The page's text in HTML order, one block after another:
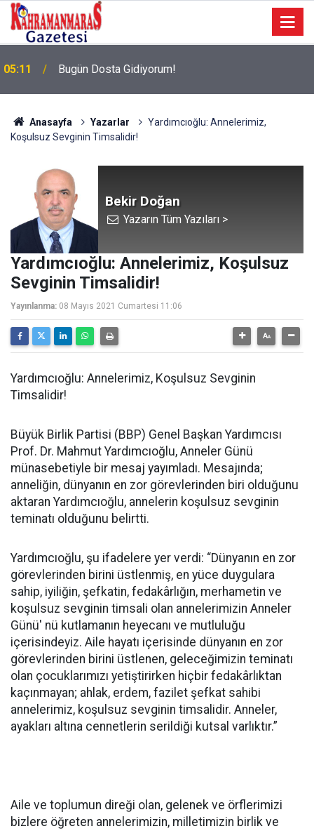
05:11 Bugün Dosta Gidiyorum!
Anasayfa Yazarlar
Yardımcıoğlu: Annelerimiz,
Koşulsuz Sevginin Timsalidir!
Bekir Doğan
Yazarın Tüm Yazıları >
Yardımcıoğlu: Annelerimiz, Koşulsuz
Sevginin Timsalidir!
Yayınlanma: 08 Mayıs 2021 Cumartesi 11:06
Yardımcıoğlu: Annelerimiz, Koşulsuz Sevginin
Timsalidir!
Büyük Birlik Partisi (BBP) Genel Başkan Yardımcısı
Prof. Dr. Mahmut Yardımcıoğlu, Anneler Günü
münasebetiyle bir mesaj yayımladı. Mesajında;
anneliğin, dünyanın en zor görevlerinden biri olduğunu
aktaran Yardımcıoğlu, annelerin koşulsuz sevginin
teminatı olduğunu belirtti.
Yardımcıoğlu, şu ifadelere yer verdi: “Dünyanın en zor
görevlerinden birini üstlenmiş, en yüce duygulara
sahip, iyiliğin, şefkatin, fedakârlığın, merhametin ve
koşulsuz sevginin timsali olan annelerimizin Anneler
Günü' nü kutlamanın heyecanı ve mutluluğu
içerisindeyiz. Aile hayatı içerisinde dünyanın en zor
görevlerinden birini üstlenen, geleceğimizin teminatı
olan çocuklarımızı yetiştirirken hiçbir fedakârlıktan
kaçınmayan; ahlak, erdem, fazilet şefkat sahibi
annelerimiz, koşulsuz sevginin timsalidir. Anneler,
ayakları altına cennetlerin serildiği kutsal varlıktır.”
Aile ve toplumun direği olan, gelenek ve örflerimizi
bizlere öğreten annelerimizin, milletimizin birlik ve